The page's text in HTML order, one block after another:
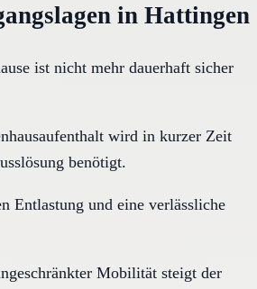
in Hattingen
ist nicht mehr dauerhaft sicher
wird in kurzer Zeit
benötigt.
Entlastung und eine verlässliche
Mobilität steigt der